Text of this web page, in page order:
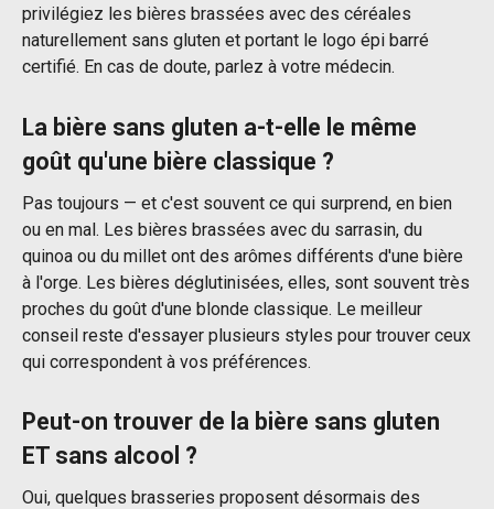
privilégiez les bières brassées avec des céréales
naturellement sans gluten et portant le logo épi barré
certifié. En cas de doute, parlez à votre médecin.
La bière sans gluten a-t-elle le même
goût qu'une bière classique ?
Pas toujours — et c'est souvent ce qui surprend, en bien
ou en mal. Les bières brassées avec du sarrasin, du
quinoa ou du millet ont des arômes différents d'une bière
à l'orge. Les bières déglutinisées, elles, sont souvent très
proches du goût d'une blonde classique. Le meilleur
conseil reste d'essayer plusieurs styles pour trouver ceux
qui correspondent à vos préférences.
Peut-on trouver de la bière sans gluten
ET sans alcool ?
Oui, quelques brasseries proposent désormais des